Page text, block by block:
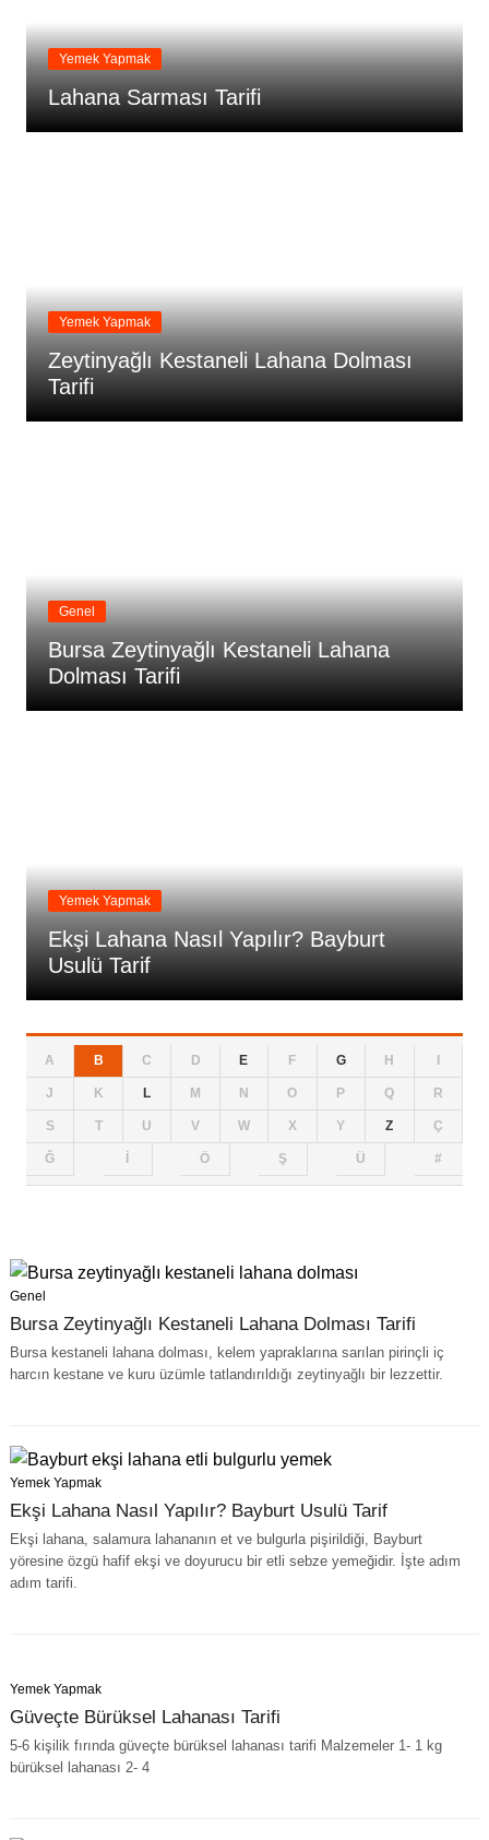
Yemek Yapmak
Lahana Sarması Tarifi
Yemek Yapmak
Zeytinyağlı Kestaneli Lahana Dolması
Tarifi
Genel
Bursa Zeytinyağlı Kestaneli Lahana
Dolması Tarifi
Yemek Yapmak
Ekşi Lahana Nasıl Yapılır? Bayburt
Usulü Tarif
A B C D E F G H
J K L M N O P Q R
S T U V W X Y Z Ç
Ğ Ö Ş Ü #
Genel
Bursa Zeytinyağlı Kestaneli Lahana Dolması Tarifi
Bursa kestaneli lahana dolması, kelem yapraklarına sarılan pirinçli iç
harcın kestane ve kuru üzümle tatlandırıldığı zeytinyağlı bir lezzettir.
Yemek Yapmak
Ekşi Lahana Nasıl Yapılır? Bayburt Usulü Tarif
Ekşi lahana, salamura lahananın et ve bulgurla pişirildiği, Bayburt
yöresine özgü hafif ekşi ve doyurucu bir etli sebze yemeğidir. İşte adım
adım tarifi.
Yemek Yapmak
Güveçte Bürüksel Lahanası Tarifi
5-6 kişilik fırında güveçte bürüksel lahanası tarifi Malzemeler 1- 1 kg
bürüksel lahanası 2- 4